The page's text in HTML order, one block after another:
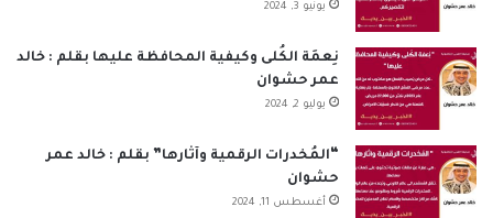
يونيو 3, 2024
نِعمَة الكُلى وكيفية المحافظة عليها بقلم : خالد
عمر حشوان
يوليو 2, 2024
“المُخدرات الرقمية وآثارها” بقلم : خالد عمر
حشوان
أغسطس 11, 2024